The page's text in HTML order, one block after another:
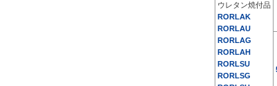
ウレタン焼付品
RORLAK
RORLAU
RO RLAG
RORLAH
RORLSU
RORLSG